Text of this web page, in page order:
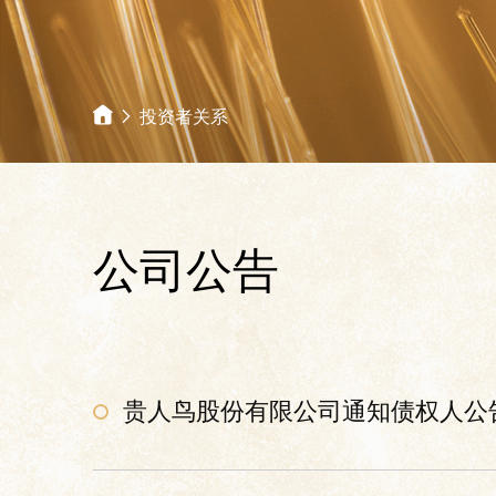
投资者关系
公司公告
贵人鸟股份有限公司通知债权人公